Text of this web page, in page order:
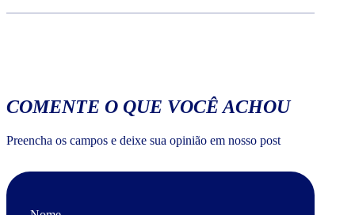
COMENTE O QUE VOCÊ ACHOU
Preencha os campos e deixe sua opinião em nosso post